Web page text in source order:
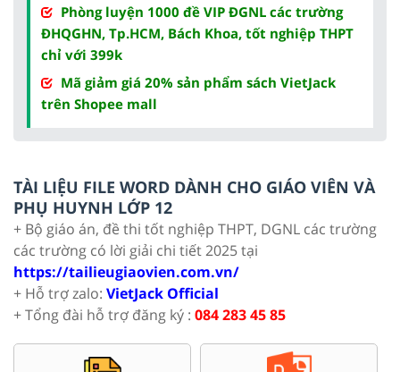
Phòng luyện 1000 đề VIP ĐGNL các trường
ĐHQGHN, Tp.HCM, Bách Khoa, tốt nghiệp THPT
chỉ với 399k
Mã giảm giá 20% sản phẩm sách VietJack
trên Shopee mall
TÀI LIỆU FILE WORD DÀNH CHO GIÁO VIÊN VÀ
PHỤ HUYNH LỚP 12
+ Bộ giáo án, đề thi tốt nghiệp THPT, DGNL các trường
các trường có lời giải chi tiết 2025 tại
https://tailieugiaovien.com.vn/
+ Hỗ trợ zalo: VietJack Official
+ Tổng đài hỗ trợ đăng ký : 084 283 45 85